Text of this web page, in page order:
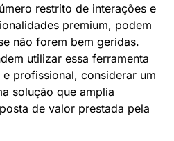
restrito de interações e
premium, podem
não forem bem geridas.
utilizar essa ferramenta
profissional, considerar um
solução que amplia
de valor prestada pela